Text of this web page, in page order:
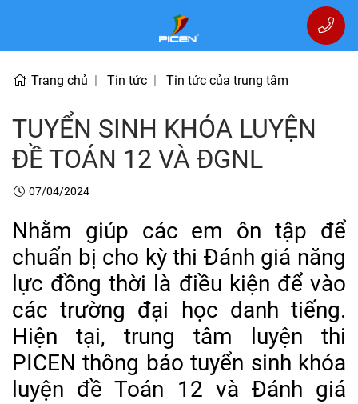
Trang chủ Tin tức Tin tức của trung tâm
TUYỂN SINH KHÓA LUYỆN
ĐỀ TOÁN 12 VÀ ĐGNL
07/04/2024
Nhằm giúp các em ôn tập để
chuẩn bị cho kỳ thi Đánh giá năng
lực đồng thời là điều kiện để vào
các trường đại học danh tiếng.
Hiện tại, trung tâm luyện thi
PICEN thông báo tuyển sinh khóa
luyện đề Toán 12 và Đánh giá